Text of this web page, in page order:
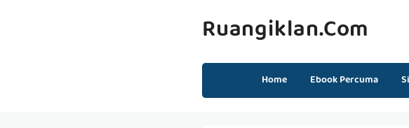
Ruangiklan.com
Home Ebook Percuma